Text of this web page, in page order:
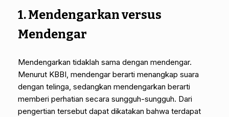
1. Mendengarkan versus
Mendengar
Mendengarkan tidaklah sama dengan mendengar.
Menurut KBBI, mendengar berarti menangkap suara
dengan telinga, sedangkan mendengarkan berarti
memberi perhatian secara sungguh-sungguh. Dari
pengertian tersebut dapat dikatakan bahwa terdapat